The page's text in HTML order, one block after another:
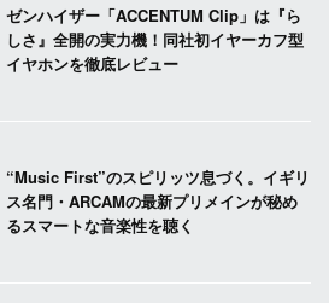
ゼンハイザー「ACCENTUM Clip」は『ら
しさ』全開の実力機！同社初イヤーカフ型
イヤホンを徹底レビュー
“Music First”のスピリッツ息づく。イギリ
ス名門・ARCAMの最新プリメインが秘め
るスマートな音楽性を聴く